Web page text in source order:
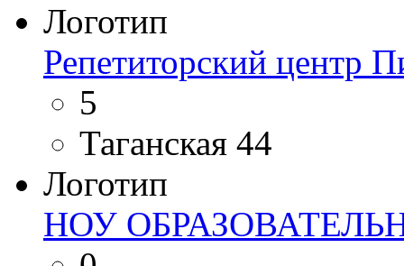
Логотип
Репетиторский центр
5
Таганская 44
Логотип
НОУ